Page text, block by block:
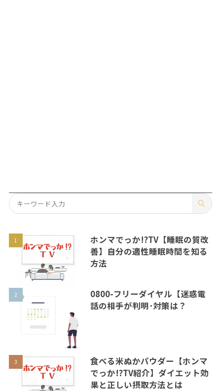
ホンマでっか!?TV【睡眠の質改
善】自分の適性睡眠時間を知る
方法
0800-フリーダイヤル【迷惑電
話の相手が判明･対策は？
食べる米ぬかパウダー【ホンマ
でっか!?TV紹介】ダイエット効
果と正しい摂取方法とは